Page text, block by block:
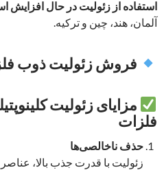
استفاده از زئولیت در حال افزایش
آلمان، هند، چین و ترکیه.
فروش زئولیت ذوب
فلزات
حذف ناخالصی‌ها
زئولیت با قدرت جذب بالا،